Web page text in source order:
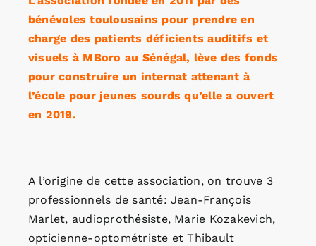
bénévoles toulousains pour prendre en
charge des patients déficients auditifs et
visuels à MBoro au Sénégal, lève des fonds
pour construire un internat attenant à
l’école pour jeunes sourds qu’elle a ouvert
en 2019.
A l’origine de cette association, on trouve 3
professionnels de santé: Jean-François
Marlet, audioprothésiste, Marie Kozakevich,
opticienne-optométriste et Thibault